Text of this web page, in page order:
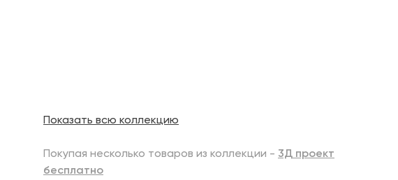
Показать всю коллекцию
Покупая несколько товаров из коллекции - 3Д проект
бесплатно